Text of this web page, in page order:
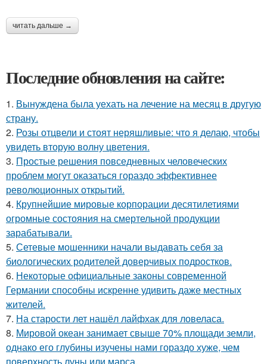
читать дальше →
Последние обновления на сайте:
1. Вынуждена была уехать на лечение на месяц в другую
страну.
2. Розы отцвели и стоят неряшливые: что я делаю, чтобы
увидеть вторую волну цветения.
3. Простые решения повседневных человеческих
проблем могут оказаться гораздо эффективнее
революционных открытий.
4. Крупнейшие мировые корпорации десятилетиями
огромные состояния на смертельной продукции
зарабатывали.
5. Сетевые мошенники начали выдавать себя за
биологических родителей доверчивых подростков.
6. Некоторые официальные законы современной
Германии способны искренне удивить даже местных
жителей.
7. На старости лет нашёл лайфхак для ловеласа.
8. Мировой океан занимает свыше 70% площади земли,
однако его глубины изучены нами гораздо хуже, чем